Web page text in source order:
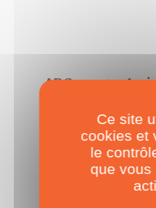
ARC 2025 -
Publié le 23/
Ce site
cookies et
le
que vous